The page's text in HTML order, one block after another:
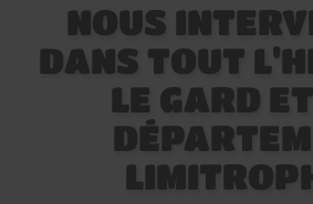
NOUS
DANS TOUT
LE GARD